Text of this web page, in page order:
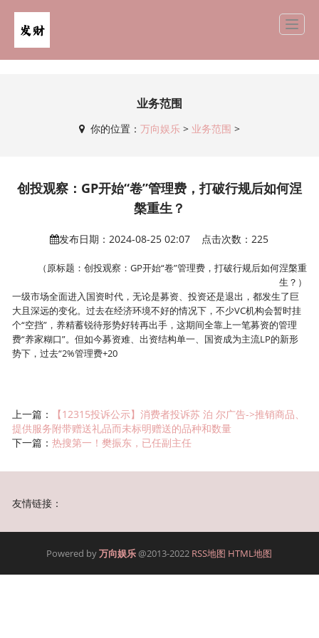
业务范围
你的位置： 万向娱乐 > 业务范围 >
创投观察：GP开始“卷”管理费，打破行规后如何涅
槃重生？
发布日期：2024-08-25 02:07 点击次数：225
（原标题：创投观察：GP开始“卷”管理费，打破行规后如何涅槃重
生？）
一级市场全面进入国资时代，无论是募资、投资还是退出，都发生了巨
大且深远的变化。过去在经济环境不好的情况下，不少VC机构会暂时挂
个“空挡”，养精蓄锐待形势好转再出手，这期间全靠上一笔募资的管理
费“养家糊口”。但如今募资难、出资结构单一、国资成为主流LP的新形
势下，过去“2%管理费+20
上一篇：
【12315投诉公示】消费者投诉苏 泊 尔广告->推销商品、
提供服务附带赠送礼品而未标明赠送的品种和数量
下一篇：热搜第一！樊振东，已任副主任
友情链接：
Powered by万向娱乐@2013-2022 RSS地图 HTML地图